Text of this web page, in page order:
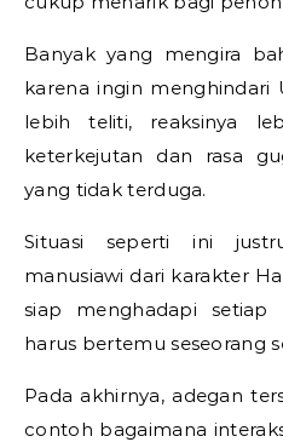
Banyak yang mengira
karena ingin menghindari
lebih teliti, reaksinya
keterkejutan dan rasa
yang tidak terduga.
Situasi seperti ini
manusiawi dari karakter
siap menghadapi setiap
harus bertemu seseorang
Pada akhirnya, adegan
contoh bagaimana